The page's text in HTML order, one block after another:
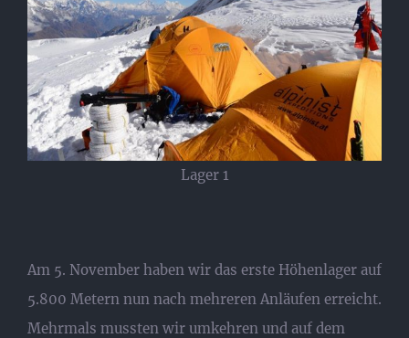
Lager 1
Am 5. November haben wir das erste Höhenlager auf
5.800 Metern nun nach mehreren Anläufen erreicht.
Mehrmals mussten wir umkehren und auf dem